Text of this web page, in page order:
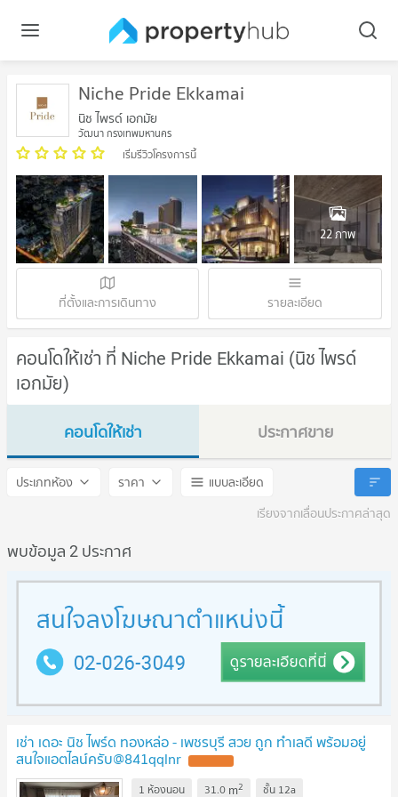
Niche Pride Ekkamai
นิช ไพรด์ เอกมัย
วัฒนา กรุงเทพมหานคร
เริ่มรีวิวโครงการนี้
22 ภาพ
ที่ตั้งและการเดินทาง รายละเอียด
คอนโดให้เช่า ที่ Niche Pride Ekkamai (นิช ไพรด์
เอกมัย)
คอนโดให้เช่า
Niche Pride Ekkamai
ประกาศขาย
Niche Pride Ekkamai
ประเภทห้อง ราคา
แบบละเอียด
เรียงจากเลื่อนประกาศล่าสุด
พบข้อมูล 2 ประกาศ
เช่า เดอะ นิช ไพร์ด ทองหล่อ - เพชรบุรี สวย ถูก ทำเลดี พร้อมอยู่
สนใจแอตไลน์ครับ@841qqlnr
1 ห้องนอน 31.0 m2 ชั้น 12a